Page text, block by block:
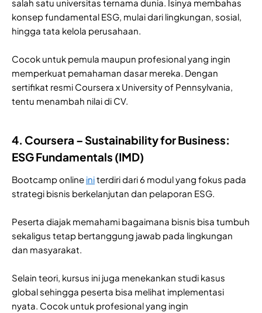
salah satu universitas ternama dunia. Isinya membahas
konsep fundamental ESG, mulai dari lingkungan, sosial,
hingga tata kelola perusahaan.
Cocok untuk pemula maupun profesional yang ingin
memperkuat pemahaman dasar mereka. Dengan
sertifikat resmi Coursera x University of Pennsylvania,
tentu menambah nilai di CV.
4. Coursera – Sustainability for Business:
ESG Fundamentals (IMD)
Bootcamp online initerdiri dari 6 modul yang fokus pada
strategi bisnis berkelanjutan dan pelaporan ESG.
Peserta diajak memahami bagaimana bisnis bisa tumbuh
sekaligus tetap bertanggung jawab pada lingkungan
dan masyarakat.
Selain teori, kursus ini juga menekankan studi kasus
global sehingga peserta bisa melihat implementasi
nyata. Cocok untuk profesional yang ingin